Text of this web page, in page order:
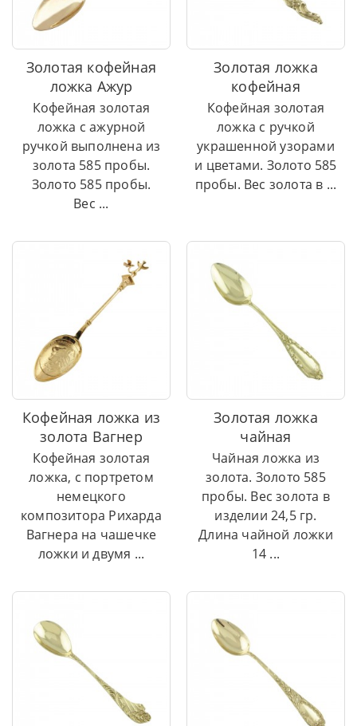
Золотая кофейная
ложка Ажур
Кофейная золотая
ложка с ажурной
ручкой выполнена из
золота 585 пробы.
Золото 585 пробы.
Вес ...
Золотая ложка
кофейная
Кофейная золотая
ложка с ручкой
украшенной узорами
и цветами. Золото 585
пробы. Вес золота в ...
Кофейная ложка из
золота Вагнер
Кофейная золотая
ложка, с портретом
немецкого
композитора Рихарда
Вагнера на чашечке
ложки и двумя ...
Золотая ложка
чайная
Чайная ложка из
золота. Золото 585
пробы. Вес золота в
изделии 24,5 гр.
Длина чайной ложки
14 ...